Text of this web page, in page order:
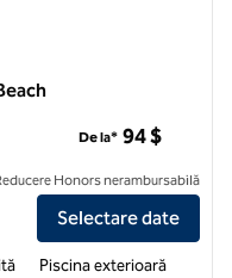
Inn Daytona/Ormond
De la* 94 $
Honors nerambursabilă
Selectare date
Piscina exterioară